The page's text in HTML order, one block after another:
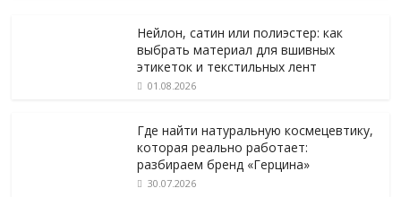
Нейлон, сатин или полиэстер: как
выбрать материал для вшивных
этикеток и текстильных лент
01.08.2026
Где найти натуральную космецевтику,
которая реально работает:
разбираем бренд «Герцина»
30.07.2026